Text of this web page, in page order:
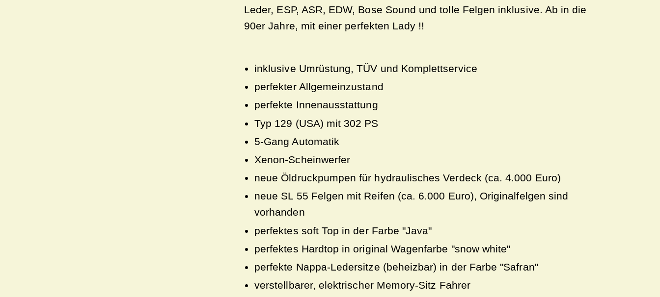
Leder, ESP, ASR, EDW, Bose Sound und tolle Felgen inklusive. Ab in die
90er Jahre, mit einer perfekten Lady !!
inklusive Umrüstung, TÜV und Komplettservice
perfekter Allgemeinzustand
perfekte Innenausstattung
Typ 129 (USA) mit 302 PS
5-Gang Automatik
Xenon-Scheinwerfer
neue Öldruckpumpen für hydraulisches Verdeck (ca. 4.000 Euro)
neue SL 55 Felgen mit Reifen (ca. 6.000 Euro), Originalfelgen sind
vorhanden
perfektes soft Top in der Farbe "Java"
perfektes Hardtop in original Wagenfarbe "snow white"
perfekte Nappa-Ledersitze (beheizbar) in der Farbe "Safran"
verstellbarer, elektrischer Memory-Sitz Fahrer